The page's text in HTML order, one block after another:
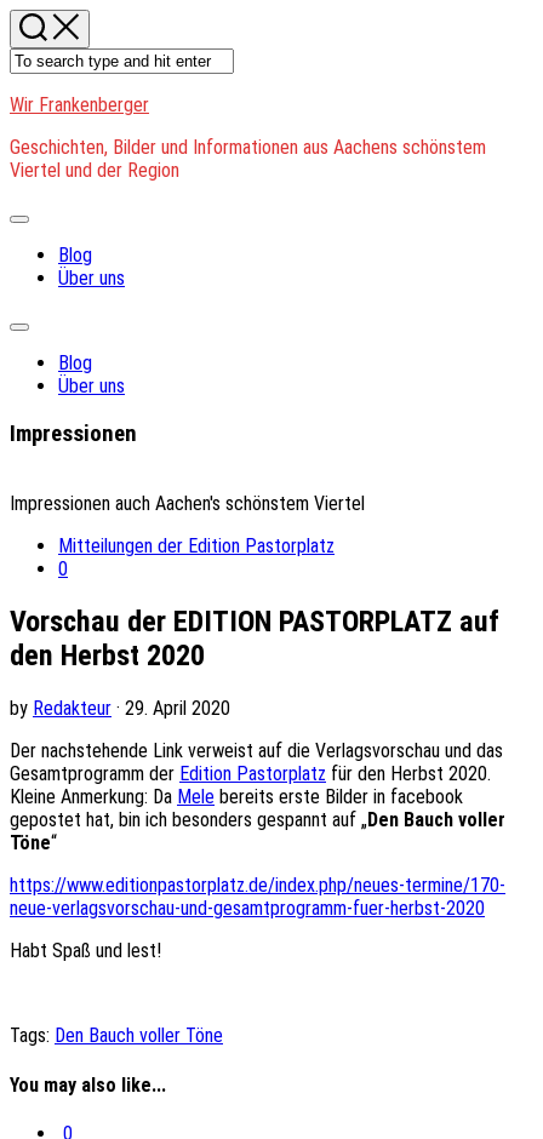
Skip
to
content
Wir Frankenberger
Geschichten, Bilder und Informationen aus Aachens schönstem
Viertel und der Region
Expand
Blog
Über uns
Expand
Blog
Über uns
Impressionen
Impressionen auch Aachen's schönstem Viertel
Mitteilungen der Edition Pastorplatz
0
Vorschau der EDITION PASTORPLATZ auf
den Herbst 2020
by Redakteur · 29. April 2020
Der nachstehende Link verweist auf die Verlagsvorschau und das
Gesamtprogramm der Edition Pastorplatz für den Herbst 2020.
Kleine Anmerkung: Da Mele bereits erste Bilder in facebook
gepostet hat, bin ich besonders gespannt auf „Den Bauch voller
Töne“
https://www.editionpastorplatz.de/index.php/neues-termine/170-
neue-verlagsvorschau-und-gesamtprogramm-fuer-herbst-2020
Habt Spaß und lest!
Tags: Den Bauch voller Töne
You may also like...
0